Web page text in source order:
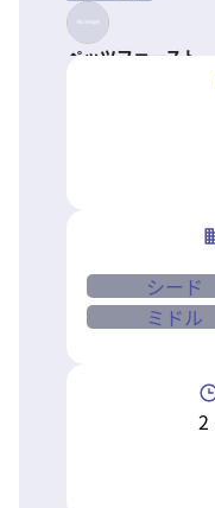
ペッツファースト
シード
ミドル
2